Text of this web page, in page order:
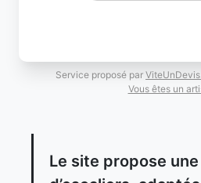
Service proposé par
Vous êtes un
Le site propose